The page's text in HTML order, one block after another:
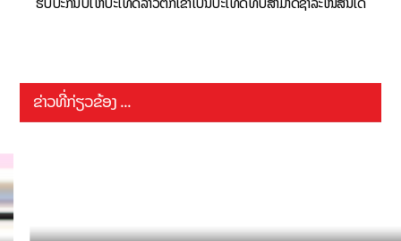
ຂ່າວທີ່ກ່ຽວຂ້ອງ ...